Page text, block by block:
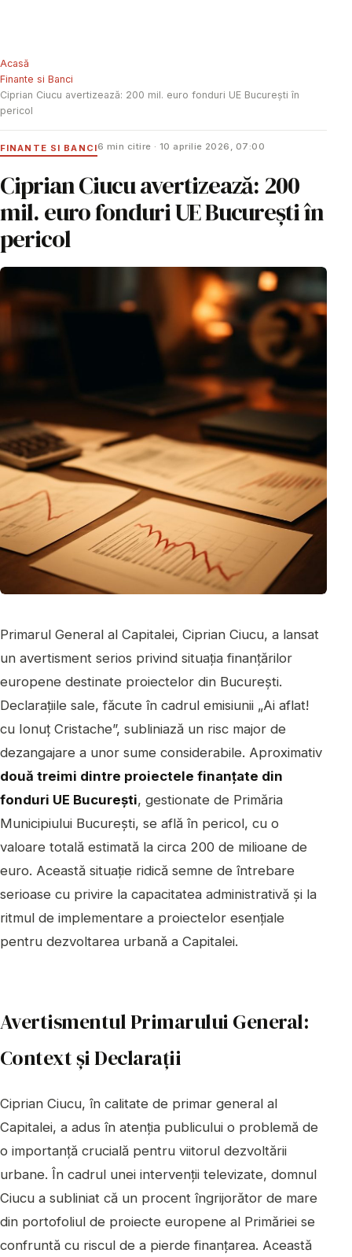
Acasă
Finante si Banci
Ciprian Ciucu avertizează: 200 mil. euro fonduri UE București în
pericol
FINANTE SI BANCI6 min citire · 10 aprilie 2026, 07:00
Ciprian Ciucu avertizează: 200
mil. euro fonduri UE București în
pericol
Primarul General al Capitalei, Ciprian Ciucu, a lansat
un avertisment serios privind situația finanțărilor
europene destinate proiectelor din București.
Declarațiile sale, făcute în cadrul emisiunii „Ai aflat!
cu Ionuț Cristache”, subliniază un risc major de
dezangajare a unor sume considerabile. Aproximativ
două treimi dintre proiectele finanțate din
fonduri UE București, gestionate de Primăria
Municipiului București, se află în pericol, cu o
valoare totală estimată la circa 200 de milioane de
euro. Această situație ridică semne de întrebare
serioase cu privire la capacitatea administrativă și la
ritmul de implementare a proiectelor esențiale
pentru dezvoltarea urbană a Capitalei.
Avertismentul Primarului General:
Context și Declarații
Ciprian Ciucu, în calitate de primar general al
Capitalei, a adus în atenția publicului o problemă de
o importanță crucială pentru viitorul dezvoltării
urbane. În cadrul unei intervenții televizate, domnul
Ciucu a subliniat că un procent îngrijorător de mare
din portofoliul de proiecte europene al Primăriei se
confruntă cu riscul de a pierde finanțarea. Această